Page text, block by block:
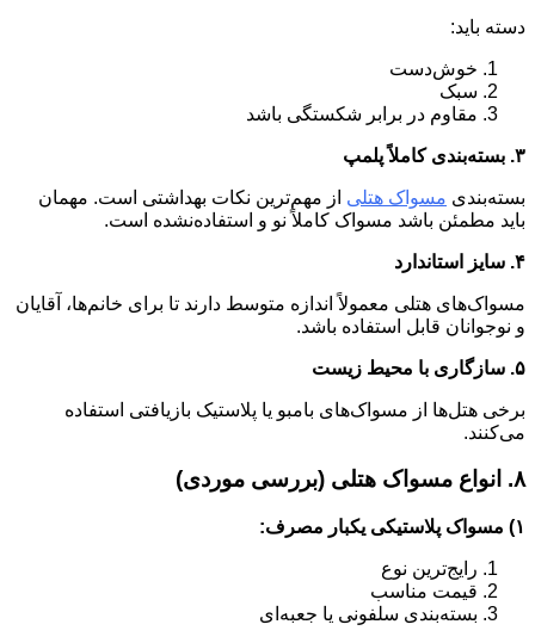
دسته باید:
خوش‌دست
سبک
مقاوم در برابر شکستگی باشد
۳. بسته‌بندی کاملاً پلمپ
بسته‌بندی مسواک هتلی از مهم‌ترین نکات بهداشتی است. مهمان
باید مطمئن باشد مسواک کاملاً نو و استفاده‌نشده است.
۴. سایز استاندارد
مسواک‌های هتلی معمولاً اندازه متوسط دارند تا برای خانم‌ها، آقایان
و نوجوانان قابل استفاده باشد.
۵. سازگاری با محیط زیست
برخی هتل‌ها از مسواک‌های بامبو یا پلاستیک بازیافتی استفاده
می‌کنند.
۸. انواع مسواک هتلی (بررسی موردی)
۱) مسواک پلاستیکی یکبار مصرف:
رایج‌ترین نوع
قیمت مناسب
بسته‌بندی سلفونی یا جعبه‌ای